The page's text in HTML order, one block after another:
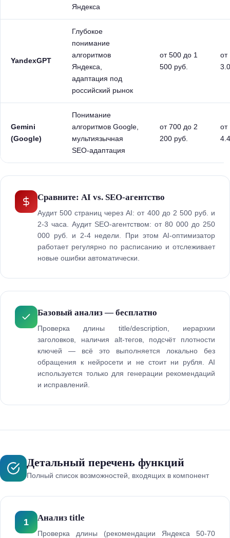
Яндекса
YandexGPT
Глубокое
понимание
алгоритмов
Яндекса,
адаптация под
российский рынок
от 500 до 1
500 руб.
от
Gemini
(Google)
Понимание
алгоритмов Google,
мультиязычная
SEO-адаптация
от 700 до 2
200 руб.
от
Сравните: AI vs. SEO-агентство
Аудит 500 страниц через AI: от 400 до 2 500 руб. и
2-3 часа. Аудит SEO-агентством: от 80 000 до 250
000 руб. и 2-4 недели. При этом AI-оптимизатор
работает регулярно по расписанию и отслеживает
новые ошибки автоматически.
Базовый анализ — бесплатно
Проверка длины title/description, иерархии
заголовков, наличия alt-тегов, подсчёт плотности
ключей — всё это выполняется локально без
обращения к нейросети и не стоит ни рубля. AI
используется только для генерации рекомендаций
и исправлений.
Детальный перечень функций
Полный список возможностей, входящих в компонент
1 Анализ title
Проверка длины (рекомендации Яндекса 50-70